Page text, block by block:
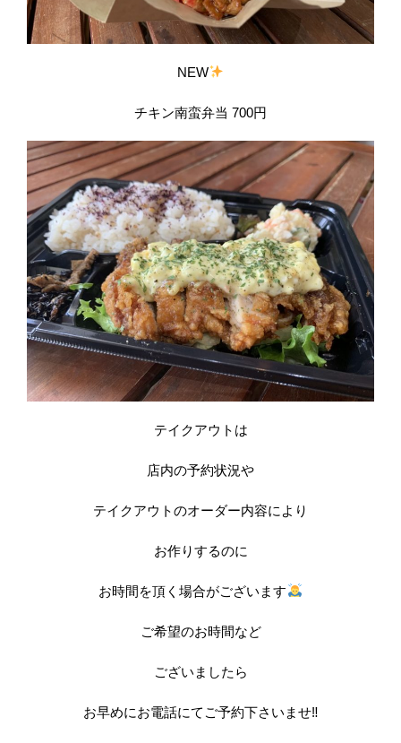
NEW
チキン南蛮弁当 700円
テイクアウトは
店内の予約状況や
テイクアウトのオーダー内容により
お作りするのに
お時間を頂く場合がございます
ご希望のお時間など
ございましたら
お早めにお電話にてご予約下さいませ‼︎